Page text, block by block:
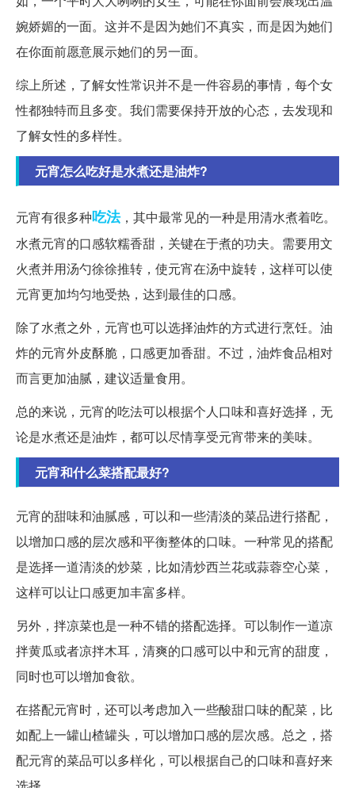
婉娇媚的一面。这并不是因为她们不真实，而是因为她们
在你面前愿意展示她们的另一面。
综上所述，了解女性常识并不是一件容易的事情，每个女
性都独特而且多变。我们需要保持开放的心态，去发现和
了解女性的多样性。
元宵怎么吃好是水煮还是油炸?
元宵有很多种吃法，其中最常见的一种是用清水煮着吃。
水煮元宵的口感软糯香甜，关键在于煮的功夫。需要用文
火煮并用汤勺徐徐推转，使元宵在汤中旋转，这样可以使
元宵更加均匀地受热，达到最佳的口感。
除了水煮之外，元宵也可以选择油炸的方式进行烹饪。油
炸的元宵外皮酥脆，口感更加香甜。不过，油炸食品相对
而言更加油腻，建议适量食用。
总的来说，元宵的吃法可以根据个人口味和喜好选择，无
论是水煮还是油炸，都可以尽情享受元宵带来的美味。
元宵和什么菜搭配最好?
元宵的甜味和油腻感，可以和一些清淡的菜品进行搭配，
以增加口感的层次感和平衡整体的口味。一种常见的搭配
是选择一道清淡的炒菜，比如清炒西兰花或蒜蓉空心菜，
这样可以让口感更加丰富多样。
另外，拌凉菜也是一种不错的搭配选择。可以制作一道凉
拌黄瓜或者凉拌木耳，清爽的口感可以中和元宵的甜度，
同时也可以增加食欲。
在搭配元宵时，还可以考虑加入一些酸甜口味的配菜，比
如配上一罐山楂罐头，可以增加口感的层次感。总之，搭
配元宵的菜品可以多样化，可以根据自己的口味和喜好来